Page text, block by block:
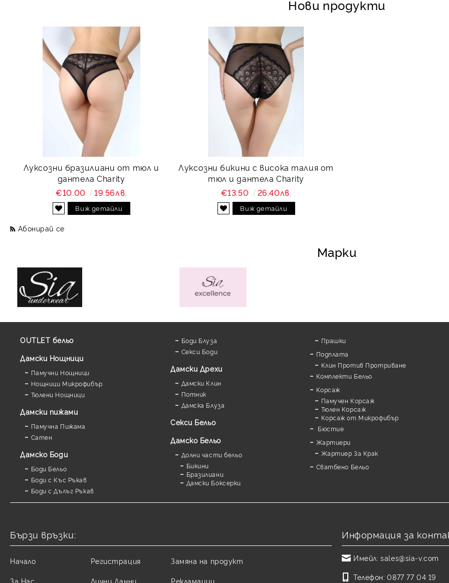
Нови продукти
Луксозни бразилиани от тюл и
дантела Charity
€10.00
19.56лв.
Виж детайли
Луксозни бикини с висока талия от
тюл и дантела Charity
€13.50
26.40лв.
Виж детайли
Абонирай се
Марки
OUTLET бельо
Дамски Нощници
Памучни Нощници
Нощници Микрофибър
Тюлени Нощници
Дамски пижами
Памучна Пижама
Сатен
Дамскo Боди
Боди Бельо
Боди с Къс Ръкав
Боди с Дълъг Ръкав
Боди Блуза
Секси Боди
Дамски Дрехи
Дамски Клин
Потник
Дамска Блуза
Секси Бельо
Дамско Бельо
Долни части бельо
Бикини
Бразилиани
Дамски Боксерки
Прашки
Подплата
Клин Против Протриване
Комплекти Бельо
Корсаж
Памучен Корсаж
Тюлен Корсаж
Корсаж от Микрофибър
Бюстие
Жартиери
Жартиер За Крак
Сватбено Бельо
Бързи връзки:
Начало
За Нас
Регистрация
Лични Данни
Замяна на продукт
Рекламации
Информация за
Имейл: sales@sia-v.com
Телефон: 0877 77 04 19